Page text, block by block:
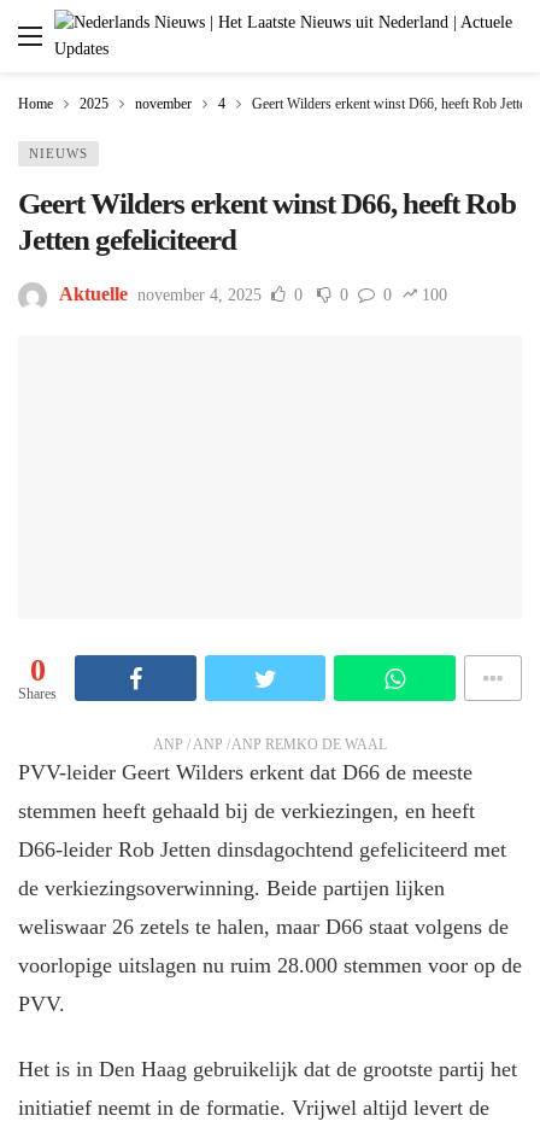
Home 2025 november 4 Geert Wilders erkent winst D66, heeft Rob Jetten
NIEUWS
Geert Wilders erkent winst D66, heeft Rob
Jetten gefeliciteerd
Aktuelle november 4, 2025 0 0 0 100
0
Shares
ANP / ANP / ANP REMKO DE WAAL
PVV-leider Geert Wilders erkent dat D66 de meeste
stemmen heeft gehaald bij de verkiezingen, en heeft
D66-leider Rob Jetten dinsdagochtend gefeliciteerd met
de verkiezingsoverwinning. Beide partijen lijken
weliswaar 26 zetels te halen, maar D66 staat volgens de
voorlopige uitslagen nu ruim 28.000 stemmen voor op de
PVV.
Het is in Den Haag gebruikelijk dat de grootste partij het
initiatief neemt in de formatie. Vrijwel altijd levert de